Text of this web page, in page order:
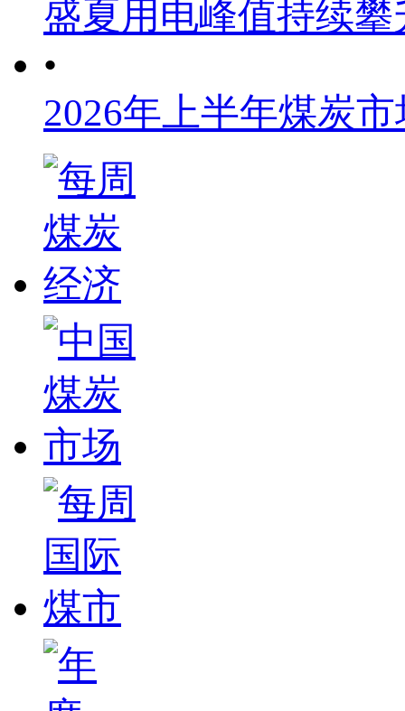
盛夏用电峰值持续
•
2026年上半年煤炭